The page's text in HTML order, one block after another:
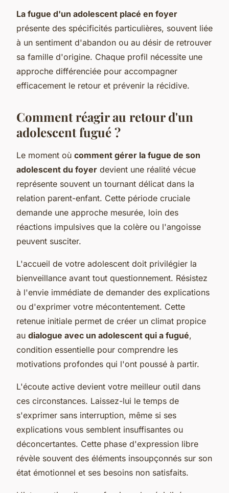
La fugue d'un adolescent placé en foyer
présente des spécificités particulières, souvent liée
à un sentiment d'abandon ou au désir de retrouver
sa famille d'origine. Chaque profil nécessite une
approche différenciée pour accompagner
efficacement le retour et prévenir la récidive.
Comment réagir au retour d'un
adolescent fugué ?
Le moment où comment gérer la fugue de son
adolescent du foyer devient une réalité vécue
représente souvent un tournant délicat dans la
relation parent-enfant. Cette période cruciale
demande une approche mesurée, loin des
réactions impulsives que la colère ou l'angoisse
peuvent susciter.
L'accueil de votre adolescent doit privilégier la
bienveillance avant tout questionnement. Résistez
à l'envie immédiate de demander des explications
ou d'exprimer votre mécontentement. Cette
retenue initiale permet de créer un climat propice
au dialogue avec un adolescent qui a fugué,
condition essentielle pour comprendre les
motivations profondes qui l'ont poussé à partir.
L'écoute active devient votre meilleur outil dans
ces circonstances. Laissez-lui le temps de
s'exprimer sans interruption, même si ses
explications vous semblent insuffisantes ou
déconcertantes. Cette phase d'expression libre
révèle souvent des éléments insoupçonnés sur son
état émotionnel et ses besoins non satisfaits.